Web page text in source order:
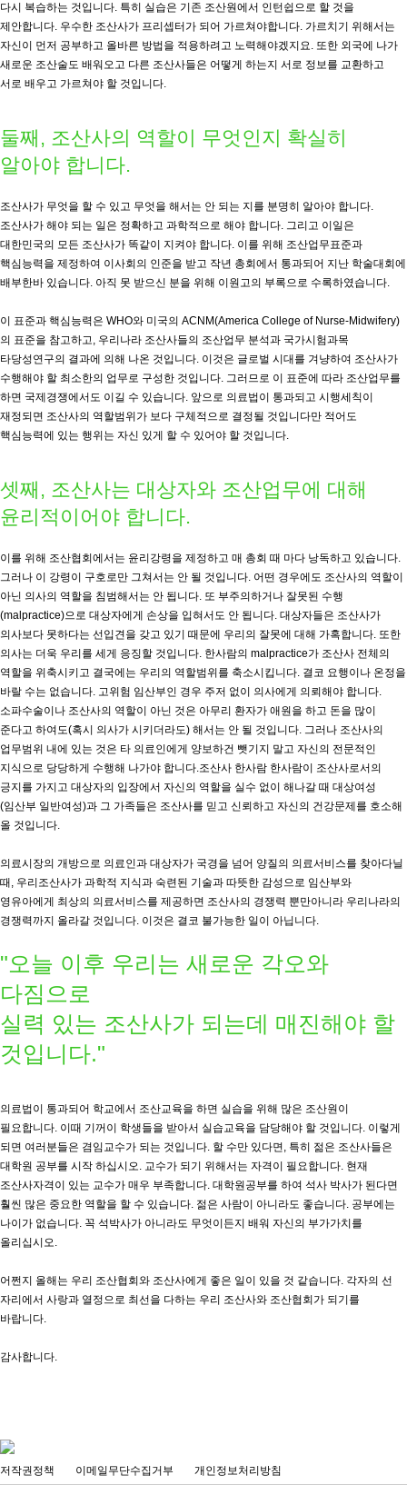
다시 복습하는 것입니다. 특히 실습은 기존 조산원에서 인턴쉽으로 할 것을
제안합니다. 우수한 조산사가 프리셉터가 되어 가르쳐야합니다. 가르치기 위해서는
자신이 먼저 공부하고 올바른 방법을 적용하려고 노력해야겠지요. 또한 외국에 나가
새로운 조산술도 배워오고 다른 조산사들은 어떻게 하는지 서로 정보를 교환하고
서로 배우고 가르쳐야 할 것입니다.
둘째, 조산사의 역할이 무엇인지 확실히
알아야 합니다.
조산사가 무엇을 할 수 있고 무엇을 해서는 안 되는 지를 분명히 알아야 합니다.
조산사가 해야 되는 일은 정확하고 과학적으로 해야 합니다. 그리고 이일은
대한민국의 모든 조산사가 똑같이 지켜야 합니다. 이를 위해 조산업무표준과
핵심능력을 제정하여 이사회의 인준을 받고 작년 총회에서 통과되어 지난 학술대회에
배부한바 있습니다. 아직 못 받으신 분을 위해 이원고의 부록으로 수록하였습니다.
이 표준과 핵심능력은 WHO와 미국의 ACNM(America College of Nurse-Midwifery)
의 표준을 참고하고, 우리나라 조산사들의 조산업무 분석과 국가시험과목
타당성연구의 결과에 의해 나온 것입니다. 이것은 글로벌 시대를 겨냥하여 조산사가
수행해야 할 최소한의 업무로 구성한 것입니다. 그러므로 이 표준에 따라 조산업무를
하면 국제경쟁에서도 이길 수 있습니다. 앞으로 의료법이 통과되고 시행세칙이
재정되면 조산사의 역할범위가 보다 구체적으로 결정될 것입니다만 적어도
핵심능력에 있는 행위는 자신 있게 할 수 있어야 할 것입니다.
셋째, 조산사는 대상자와 조산업무에 대해
윤리적이어야 합니다.
이를 위해 조산협회에서는 윤리강령을 제정하고 매 총회 때 마다 낭독하고 있습니다.
그러나 이 강령이 구호로만 그쳐서는 안 될 것입니다. 어떤 경우에도 조산사의 역할이
아닌 의사의 역할을 침범해서는 안 됩니다. 또 부주의하거나 잘못된 수행
(malpractice)으로 대상자에게 손상을 입혀서도 안 됩니다. 대상자들은 조산사가
의사보다 못하다는 선입견을 갖고 있기 때문에 우리의 잘못에 대해 가혹합니다. 또한
의사는 더욱 우리를 세게 응징할 것입니다. 한사람의 malpractice가 조산사 전체의
역할을 위축시키고 결국에는 우리의 역할범위를 축소시킵니다. 결코 요행이나 온정을
바랄 수는 없습니다. 고위험 임산부인 경우 주저 없이 의사에게 의뢰해야 합니다.
소파수술이나 조산사의 역할이 아닌 것은 아무리 환자가 애원을 하고 돈을 많이
준다고 하여도(혹시 의사가 시키더라도) 해서는 안 될 것입니다. 그러나 조산사의
업무범위 내에 있는 것은 타 의료인에게 양보하건 뺏기지 말고 자신의 전문적인
지식으로 당당하게 수행해 나가야 합니다.조산사 한사람 한사람이 조산사로서의
긍지를 가지고 대상자의 입장에서 자신의 역할을 실수 없이 해나갈 때 대상여성
(임산부 일반여성)과 그 가족들은 조산사를 믿고 신뢰하고 자신의 건강문제를 호소해
올 것입니다.
의료시장의 개방으로 의료인과 대상자가 국경을 넘어 양질의 의료서비스를 찾아다닐
때, 우리조산사가 과학적 지식과 숙련된 기술과 따뜻한 감성으로 임산부와
영유아에게 최상의 의료서비스를 제공하면 조산사의 경쟁력 뿐만아니라 우리나라의
경쟁력까지 올라갈 것입니다. 이것은 결코 불가능한 일이 아닙니다.
"오늘 이후 우리는 새로운 각오와
다짐으로
실력 있는 조산사가 되는데 매진해야 할
것입니다."
의료법이 통과되어 학교에서 조산교육을 하면 실습을 위해 많은 조산원이
필요합니다. 이때 기꺼이 학생들을 받아서 실습교육을 담당해야 할 것입니다. 이렇게
되면 여러분들은 겸임교수가 되는 것입니다. 할 수만 있다면, 특히 젊은 조산사들은
대학원 공부를 시작 하십시오. 교수가 되기 위해서는 자격이 필요합니다. 현재
조산사자격이 있는 교수가 매우 부족합니다. 대학원공부를 하여 석사 박사가 된다면
훨씬 많은 중요한 역할을 할 수 있습니다. 젊은 사람이 아니라도 좋습니다. 공부에는
나이가 없습니다. 꼭 석박사가 아니라도 무엇이든지 배워 자신의 부가가치를
올리십시오.
어쩐지 올해는 우리 조산협회와 조산사에게 좋은 일이 있을 것 같습니다. 각자의 선
자리에서 사랑과 열정으로 최선을 다하는 우리 조산사와 조산협회가 되기를
바랍니다.
감사합니다.
저작권정책 이메일무단수집거부 개인정보처리방침